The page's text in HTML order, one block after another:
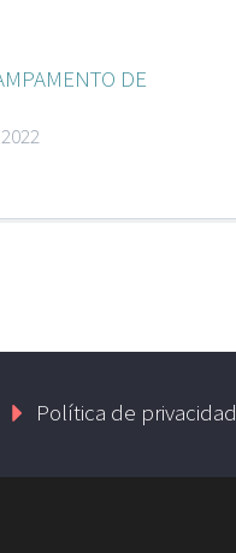
DE
Política de privacidad